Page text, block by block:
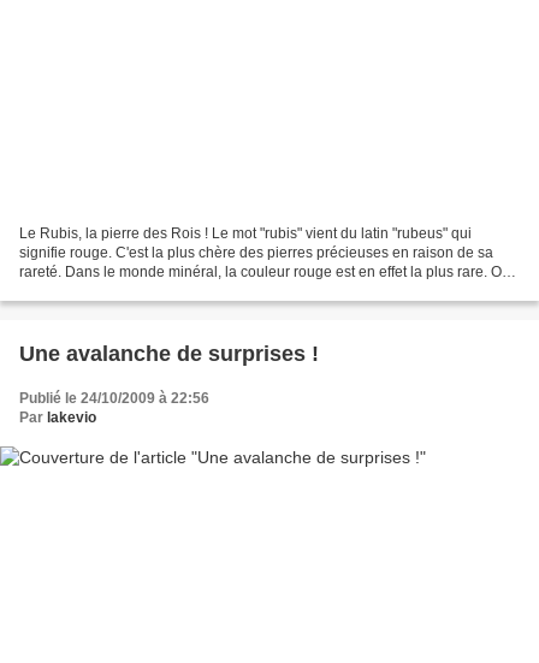
Le Rubis, la pierre des Rois ! Le mot "rubis" vient du latin "rubeus" qui
signifie rouge. C'est la plus chère des pierres précieuses en raison de sa
rareté. Dans le monde minéral, la couleur rouge est en effet la plus rare. On
Une avalanche de surprises !
Publié le 24/10/2009 à 22:56
Par lakevio